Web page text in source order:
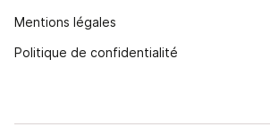
Mentions légales
Politique de confidentialité